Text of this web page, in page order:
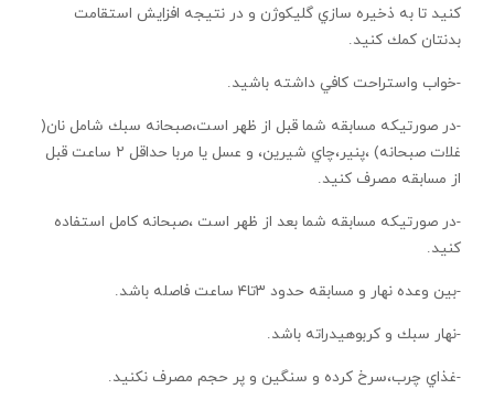
كنيد تا به ذخيره سازي گليكوژن و در نتيجه افزايش استقامت
بدنتان كمك كنيد.
-خواب واستراحت كافي داشته باشيد.
-در صورتيكه مسابقه شما قبل از ظهر است،صبحانه سبك شامل نان(
غلات صبحانه) ،پنير،چاي شيرين، و عسل يا مربا حداقل ۲ ساعت قبل
از مسابقه مصرف كنيد.
-در صورتيكه مسابقه شما بعد از ظهر است ،صبحانه كامل استفاده
كنيد.
-بين وعده نهار و مسابقه حدود ۳تا۴ ساعت فاصله باشد.
-نهار سبك و كربوهيدراته باشد.
-غذاي چرب،سرخ كرده و سنگين و پر حجم مصرف نكنيد.